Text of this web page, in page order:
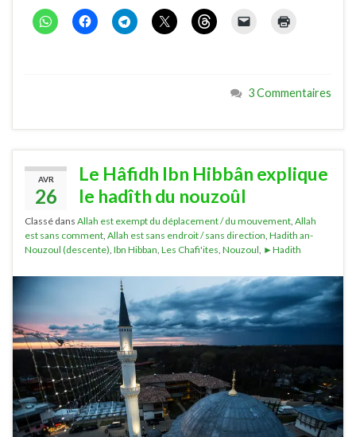
3 Commentaires
AVR
26
Le Hâfidh Ibn Hibbân explique
le hadîth du nouzoûl
Classé dans Allah est exempt du déplacement / du mouvement Allah
est sans comment Allah est sans endroit / sans direction Hadith an-
Nouzoul (descente) Ibn Hibban Les Chafi'ites Nouzoul ►Hadith